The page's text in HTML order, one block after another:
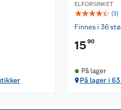
ELFORSINKET
☆☆☆☆☆ (3)
Finnes i 36
15 90
På lager
På lager i